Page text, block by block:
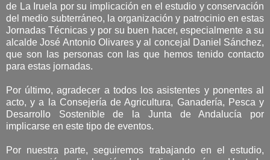
de La Iruela por su implicación en el estudio y conservación
del medio subterráneo, la organización y patrocinio en estas
Jornadas Técnicas y por su buen hacer, especialmente a su
alcalde José Antonio Olivares y al concejal Daniel Sánchez,
que son las personas con las que hemos tenido contacto
para estas jornadas.
Por último, agradecer a todos los asistentes y ponentes al
acto, y a la Consejería de Agricultura, Ganadería, Pesca y
Desarrollo Sostenible de la Junta de Andalucía por
implicarse en este tipo de eventos.
Por nuestra parte, seguiremos trabajando en el estudio,